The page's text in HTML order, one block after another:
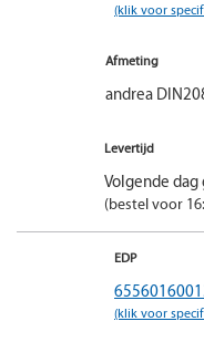
(klik voor
Afmeting
andrea
Levertijd
Volgende
(bestel voor
EDP
(klik voor